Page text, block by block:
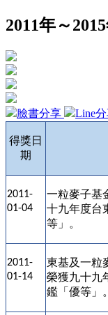
2011年～
臉書分享 Line
得獎日
期
2011-
01-04
一粒麥子基
十九年度台
等」。
2011-
01-14
東基及一粒
榮獲九十九
鑑「優等」。